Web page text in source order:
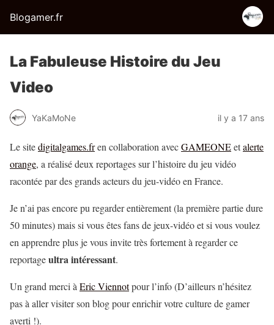
Blogamer.fr
La Fabuleuse Histoire du Jeu
Video
YaKaMoNe il y a 17 ans
Le sitedigitalgames.fren collaboration avecGAMEONEetalerte
orange, a réalisé deux reportages sur l’histoire du jeu vidéo
racontée par des grands acteurs du jeu-vidéo en France.
Je n’ai pas encore pu regarder entièrement (la première partie dure
50 minutes) mais si vous êtes fans de jeux-vidéo et si vous voulez
en apprendre plus je vous invite très fortement à regarder ce
reportageultra intéressant.
Un grand merci à Eric Viennotpour l’info (D’ailleurs n’hésitez
pas à aller visiter son blog pour enrichir votre culture de gamer
averti !).